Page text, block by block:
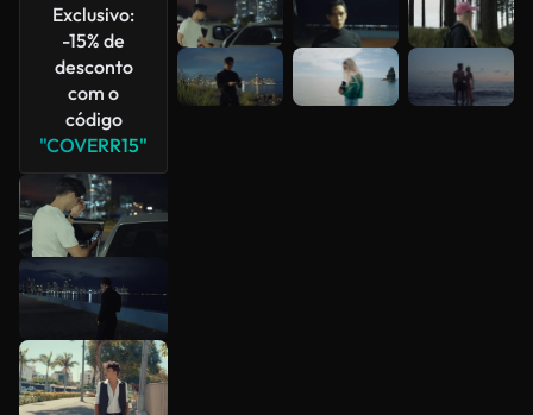
Exclusivo:
-15% de
desconto
com o
código
"COVERR15"